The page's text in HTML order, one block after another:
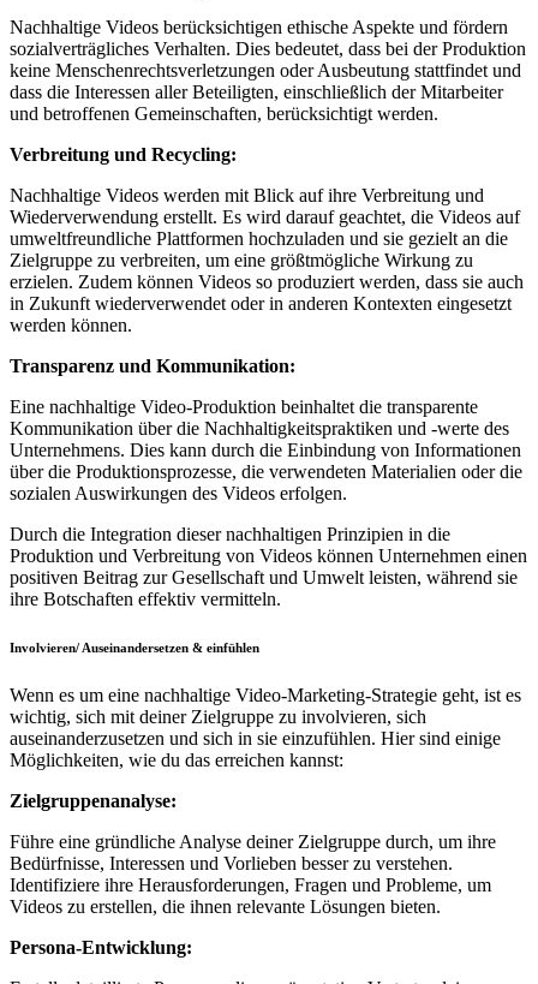
Nachhaltige Videos berücksichtigen ethische Aspekte und fördern
sozialverträgliches Verhalten. Dies bedeutet, dass bei der Produktion
keine Menschenrechtsverletzungen oder Ausbeutung stattfindet und
dass die Interessen aller Beteiligten, einschließlich der Mitarbeiter
und betroffenen Gemeinschaften, berücksichtigt werden.
Verbreitung und Recycling:
Nachhaltige Videos werden mit Blick auf ihre Verbreitung und
Wiederverwendung erstellt. Es wird darauf geachtet, die Videos auf
umweltfreundliche Plattformen hochzuladen und sie gezielt an die
Zielgruppe zu verbreiten, um eine größtmögliche Wirkung zu
erzielen. Zudem können Videos so produziert werden, dass sie auch
in Zukunft wiederverwendet oder in anderen Kontexten eingesetzt
werden können.
Transparenz und Kommunikation:
Eine nachhaltige Video-Produktion beinhaltet die transparente
Kommunikation über die Nachhaltigkeitspraktiken und -werte des
Unternehmens. Dies kann durch die Einbindung von Informationen
über die Produktionsprozesse, die verwendeten Materialien oder die
sozialen Auswirkungen des Videos erfolgen.
Durch die Integration dieser nachhaltigen Prinzipien in die
Produktion und Verbreitung von Videos können Unternehmen einen
positiven Beitrag zur Gesellschaft und Umwelt leisten, während sie
ihre Botschaften effektiv vermitteln.
Involvieren/ Auseinandersetzen & einfühlen
Wenn es um eine nachhaltige Video-Marketing-Strategie geht, ist es
wichtig, sich mit deiner Zielgruppe zu involvieren, sich
auseinanderzusetzen und sich in sie einzufühlen. Hier sind einige
Möglichkeiten, wie du das erreichen kannst:
Zielgruppenanalyse:
Führe eine gründliche Analyse deiner Zielgruppe durch, um ihre
Bedürfnisse, Interessen und Vorlieben besser zu verstehen.
Identifiziere ihre Herausforderungen, Fragen und Probleme, um
Videos zu erstellen, die ihnen relevante Lösungen bieten.
Persona-Entwicklung: